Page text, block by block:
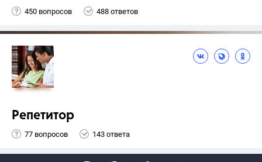
450 вопросов 488 ответов
Репетитор
77 вопросов 143 ответа